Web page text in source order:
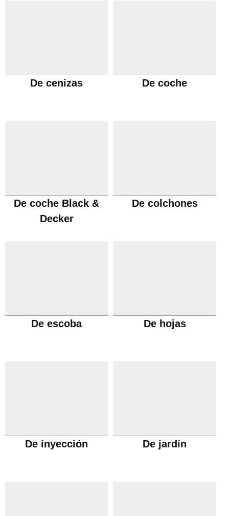
De cenizas De coche
De coche Black &
Decker
De colchones
De escoba De hojas
De inyección De jardín